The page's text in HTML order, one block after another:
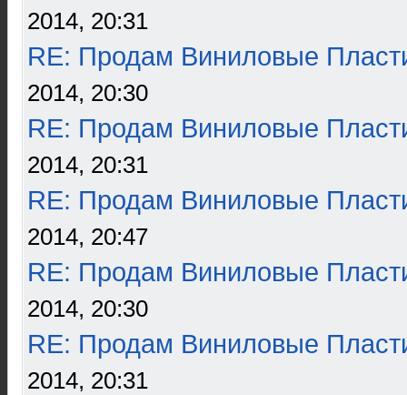
2014, 20:31
RE: Продам Виниловые
2014, 20:30
RE: Продам Виниловые
2014, 20:31
RE: Продам Виниловые
2014, 20:47
RE: Продам Виниловые
2014, 20:30
RE: Продам Виниловые
2014, 20:31